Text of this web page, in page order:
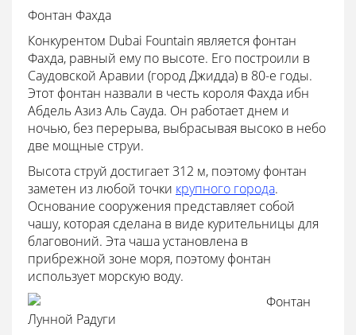
Фонтан Фахда
Конкурентом Dubai Fountain является фонтан
Фахда, равный ему по высоте. Его построили в
Саудовской Аравии (город Джидда) в 80-е годы.
Этот фонтан назвали в честь короля Фахда ибн
Абдель Азиз Аль Сауда. Он работает днем и
ночью, без перерыва, выбрасывая высоко в небо
две мощные струи.
Высота струй достигает 312 м, поэтому фонтан
заметен из любой точки крупного города.
Основание сооружения представляет собой
чашу, которая сделана в виде курительницы для
благовоний. Эта чаша установлена в
прибрежной зоне моря, поэтому фонтан
использует морскую воду.
Фонтан
Лунной Радуги